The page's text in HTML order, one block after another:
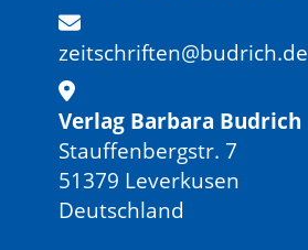
zeitschriften@budrich.de
Verlag Barbara Budrich
Stauffenbergstr. 7
51379 Leverkusen
Deutschland